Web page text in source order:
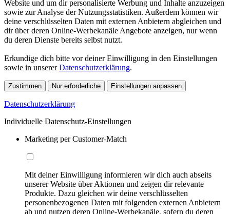
Website und um dir personalisierte Werbung und Inhalte anzuzeigen
sowie zur Analyse der Nutzungsstatistiken. Außerdem können wir
deine verschlüsselten Daten mit externen Anbietern abgleichen und
dir über deren Online-Werbekanäle Angebote anzeigen, nur wenn
du deren Dienste bereits selbst nutzt.
Erkundige dich bitte vor deiner Einwilligung in den Einstellungen
sowie in unsererDatenschutzerklärung.
Zustimmen Nur erforderliche Einstellungen anpassen
Datenschutzerklärung
Individuelle Datenschutz-Einstellungen
Marketing per Customer-Match
Mit deiner Einwilligung informieren wir dich auch abseits
unserer Website über Aktionen und zeigen dir relevante
Produkte. Dazu gleichen wir deine verschlüsselten
personenbezogenen Daten mit folgenden externen Anbietern
ab und nutzen deren Online-Werbekanäle, sofern du deren